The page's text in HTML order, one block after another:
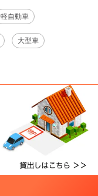
軽自動車
大型車